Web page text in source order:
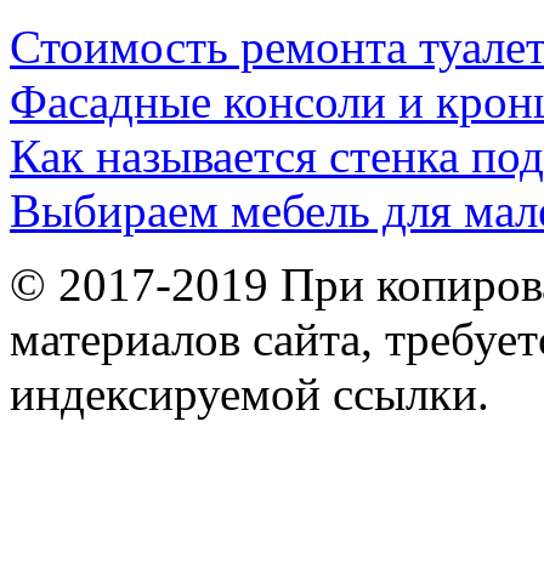
Стоимость ремонта
Фасадные консоли и
Как называется стенка под
Выбираем мебель для
© 2017-2019 При
материалов сайта,
индексируемой ссылки.